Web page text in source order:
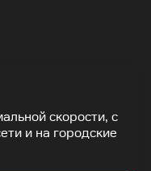
скорости, с
и на городские